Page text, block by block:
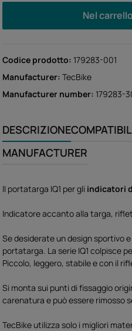
Nel carrello
Codice prodotto: 179283-001
Manufacturer:TecBike
Manufacturer number: 179283-
DESCRIZIONE
MANUFACTURER
Il portatarga IQ1 per gli indicatori
Indicatore accanto alla targa,
Se desiderate un design sportivo
portatarga. La serie IQ1 colpisce
Piccolo, leggero, stabile e con il
Si monta sui punti di fissaggio
carenatura e può essere rimosso
TecBike utilizza solo i migliori